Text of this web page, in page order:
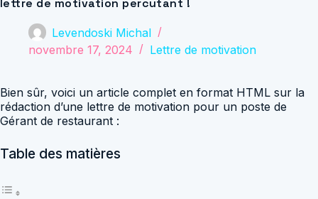
lettre de motivation percutant !
Levendoski Michal
novembre 17, 2024
Lettre de motivation
Bien sûr, voici un article complet en format HTML sur la
rédaction d’une lettre de motivation pour un poste de
Gérant de restaurant :
Table des matières